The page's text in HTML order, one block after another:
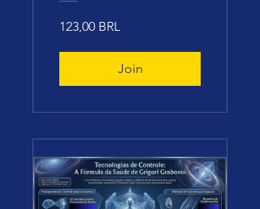
Humano
(18.10.2003)
123,00 BRL
Join